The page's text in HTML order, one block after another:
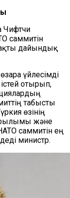
Чифтчи
саммитін
дайындық
үйлесімді
отырып,
табысты
өзінің
және
саммитін ең
министр.